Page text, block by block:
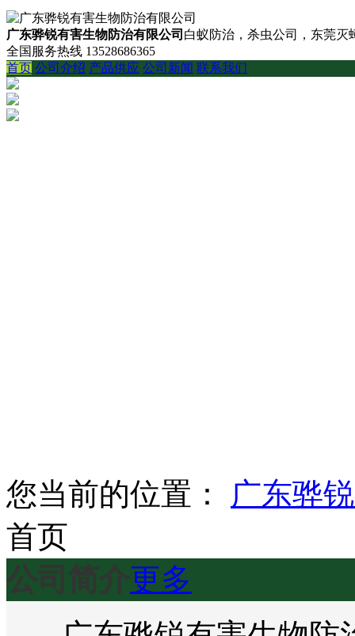
广东骅锐有害生物防治有限公司 白蚁防治，杀虫公司，东莞灭
全国服务热线 13528686365
首页 公司介绍 产品供应 公司新闻 联系我们
您当前的位置：
广东骅
首页
公司简介更多